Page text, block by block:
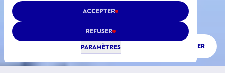
ACCEPTER
REFUSER
PARAMÈTRES ÉCOUTER